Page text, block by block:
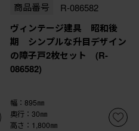
商品番号 R-086582
ヴィンテージ建具 昭和後
期 シンプルな升目デザイン
の障子戸2枚セット (R-
086582)
幅：895㎜
奥行：30㎜
高さ：1,800㎜